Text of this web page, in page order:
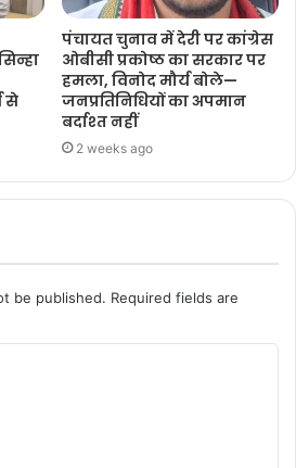
से
पंचायत चुनाव में देरी पर कांग्रेस
ओबीसी प्रकोष्ठ का सरकार पर
हमला, विनोद मौर्य बोले—
जनप्रतिनिधियों का अपमान
बर्दाश्त नहीं
2 weeks ago
be published. Required fields are